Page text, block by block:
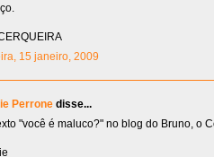
15 janeiro, 2009
Perrone disse...
"você é maluco?" no blog do Bruno, o